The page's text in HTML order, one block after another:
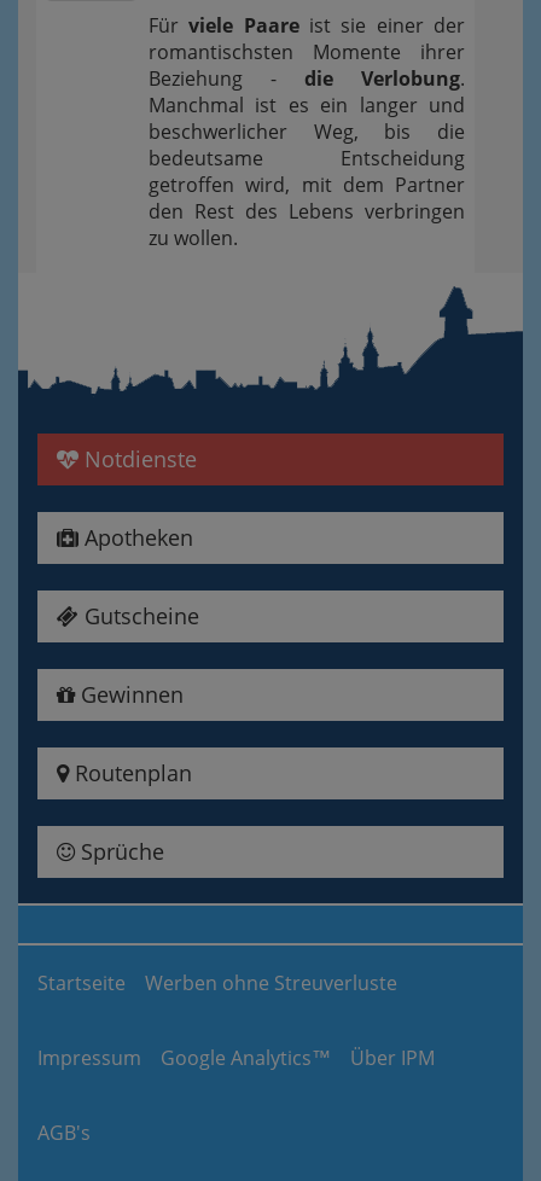
Fürviele Paareist sie einer der
romantischsten Momente ihrer
Beziehung - die Verlobung.
Manchmal ist es ein langer und
beschwerlicher Weg, bis die
bedeutsame Entscheidung
getroffen wird, mit dem Partner
den Rest des Lebens verbringen
zu wollen.
Notdienste
Apotheken
Gutscheine
Gewinnen
Routenplan
Sprüche
Startseite Werben ohne Streuverluste
Impressum Google Analytics™ Über IPM
AGB's